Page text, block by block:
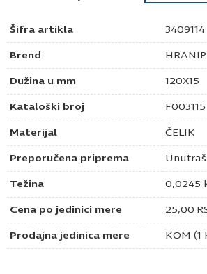
Šifra artikla 3409114
Brend
Dužina u mm 120X15
Kataloški broj F003115
Materijal ČELIK
Preporučena priprema
Težina 0,0245
Cena po jedinici mere 25,00
Prodajna jedinica mere KOM (1